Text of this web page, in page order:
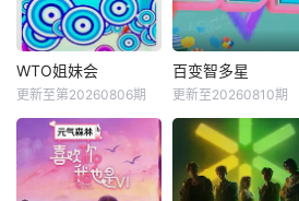
WTO姐妹会
更新至第20260806期
百变智多星
更新至20260810期